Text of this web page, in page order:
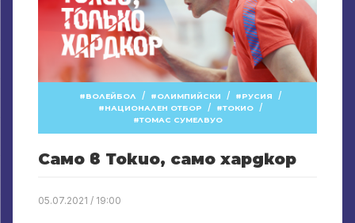
ВОЛЕЙБОЛ / ОЛИМПИЙСКИ / РУСИЯ /
НАЦИОНАЛЕН ОТБОР / ТОКИО /
ТОМАС СУМЕЛВУО
Само в Токио, само хардкор
05.07.2021 / 19:00